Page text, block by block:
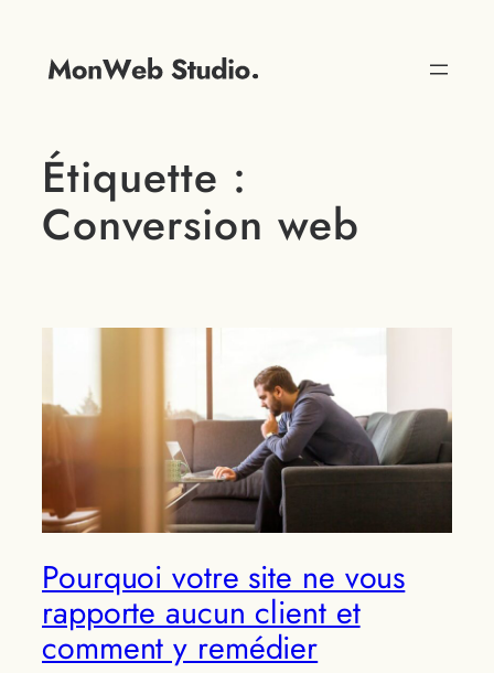
Étiquette :
Conversion web
Pourquoi votre site ne vous
rapporte aucun client et
comment y remédier